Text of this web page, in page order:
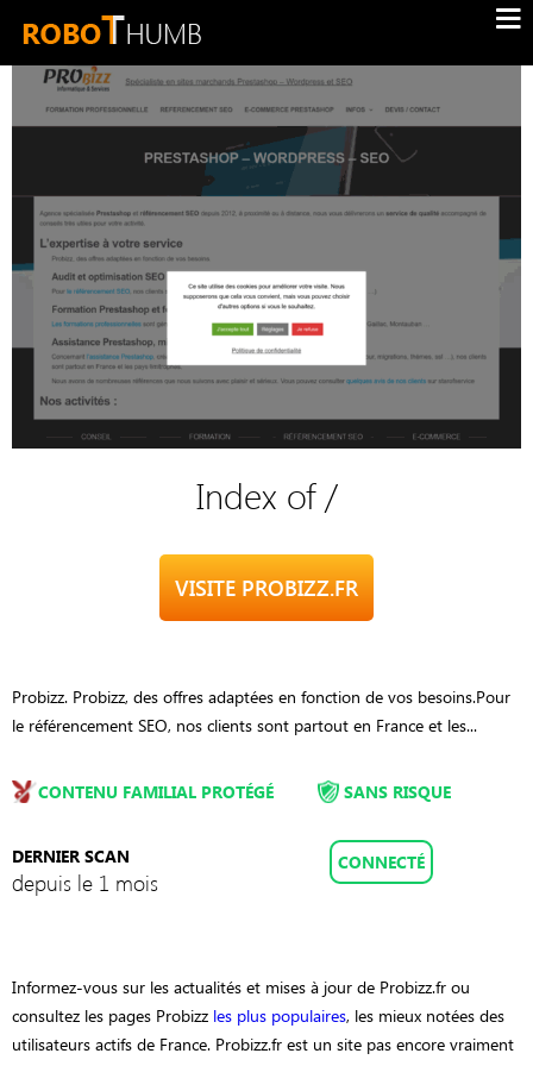
Index of /
VISITE PROBIZZ.FR
Probizz. Probizz, des offres adaptées en fonction de vos besoins.Pour
le référencement SEO, nos clients sont partout en France et les...
CONTENU FAMILIAL PROTÉGÉ
DERNIER SCAN
depuis le 1 mois
SANS RISQUE
CONNECTÉ
Informez-vous sur les actualités et mises à jour de Probizz.fr ou
consultez les pages Probizz les plus populaires, les mieux notées des
utilisateurs actifs de France. Probizz.fr est un site pas encore vraiment